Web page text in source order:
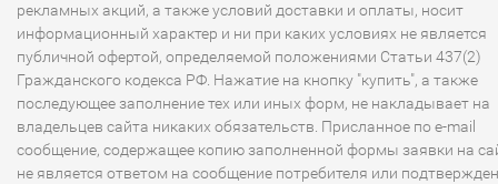
рекламных акций, а также условий доставки и оплаты, носит
информационный характер и ни при каких условиях не является
публичной офертой, определяемой положениями Статьи 437(2)
Гражданского кодекса РФ. Нажатие на кнопку "купить", а также
последующее заполнение тех или иных форм, не накладывает на
владельцев сайта никаких обязательств. Присланное по e-mail
сообщение, содержащее копию заполненной формы заявки на
не является ответом на сообщение потребителя или